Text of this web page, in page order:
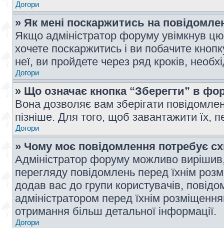
Догори
» Як мені поскаржитись на
Якщо адміністратор форуму увімкнув
хочете поскаржитись і ви побачите
неї, ви пройдете через ряд кроків,
Догори
» Що означає кнопка “Зберегти” в
Вона дозволяє вам зберігати
пізніше. Для того, щоб завантажити їх,
Догори
» Чому моє повідомлення потребує
Адміністратор форуму можливо
перегляду повідомлень перед їхнім
додав вас до групи користувачів,
адміністратором перед їхнім
отримання більш детальної інформації.
Догори